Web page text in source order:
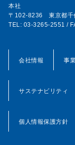
本社
〒102-8236 東京都千
TEL: 03-3265-2551 /
会社情報 事
サステナビリティ
個人情報保護方針